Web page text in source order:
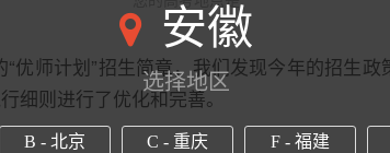
优师计划”招生简章，我们发现今年的招生政
细则进行了优化和完善。
安徽
选择地区
B - 北京 C - 重庆 F - 福建